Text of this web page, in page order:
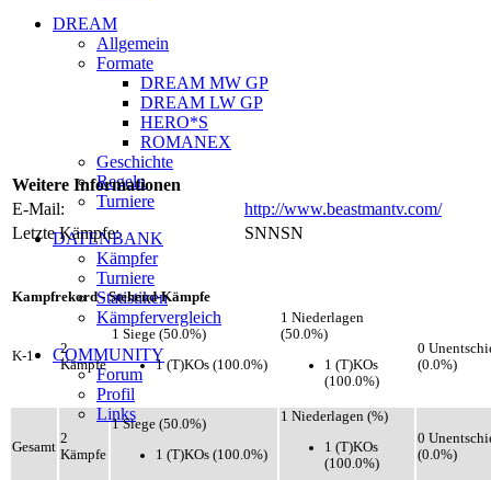
DREAM
Allgemein
Formate
DREAM MW GP
DREAM LW GP
HERO*S
ROMANEX
Geschichte
Regeln
Turniere
DATENBANK
Kämpfer
Turniere
Statistiken
Kämpfervergleich
COMMUNITY
Forum
Profil
Links
Weitere Informationen
E-Mail:
http://www.beastmantv.com/
Letzte Kämpfe:
SNNSN
Kampfrekord - Stehend-Kämpfe
K-1
2
Kämpfe
1 Siege (50.0%)
1 (T)KOs (100.0%)
1 Niederlagen
(50.0%)
1 (T)KOs
(100.0%)
0
(0.0%)
Gesamt
2
Kämpfe
1 Siege (50.0%)
1 (T)KOs (100.0%)
1 Niederlagen (%)
1 (T)KOs
(100.0%)
0
(0.0%)